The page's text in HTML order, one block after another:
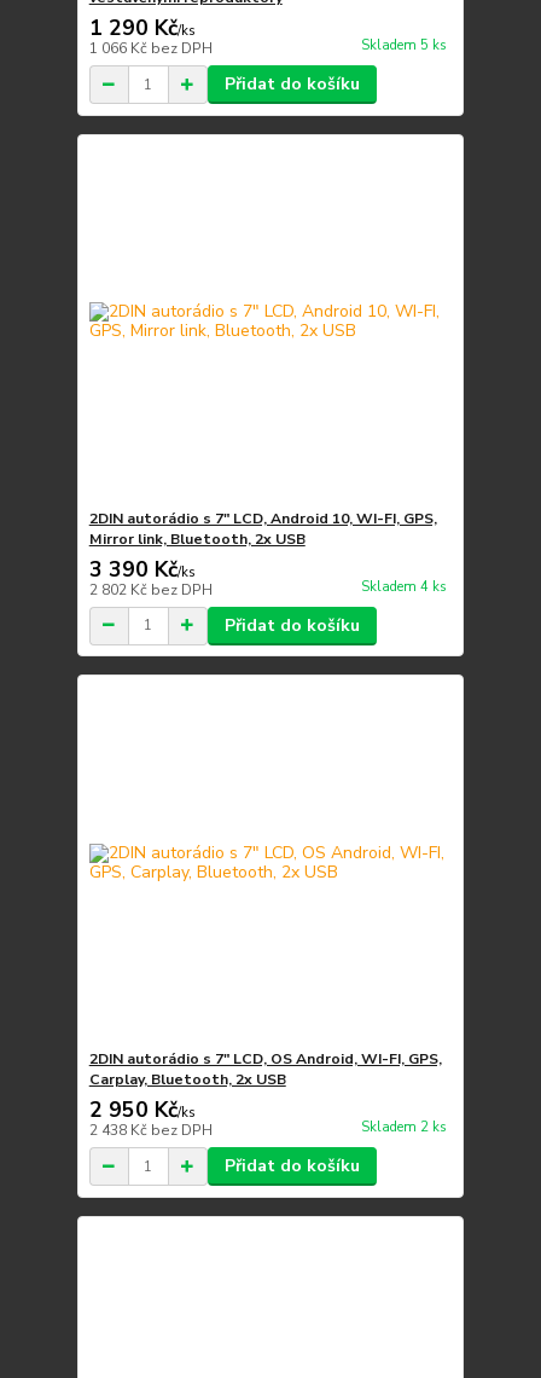
1 290 Kč/ks
1 066 Kč bez DPH Skladem 5 ks
Přidat do košíku
2DIN autorádio s 7" LCD, Android 10, WI-FI, GPS,
Mirror link, Bluetooth, 2x USB
3 390 Kč/ks
2 802 Kč bez DPH Skladem 4 ks
Přidat do košíku
2DIN autorádio s 7" LCD, OS Android, WI-FI, GPS,
Carplay, Bluetooth, 2x USB
2 950 Kč/ks
2 438 Kč bez DPH Skladem 2 ks
Přidat do košíku